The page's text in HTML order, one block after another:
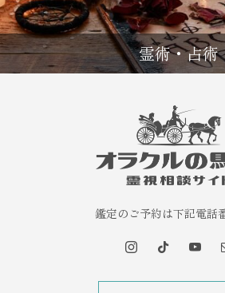
霊術・占術
鑑定のご予約は下記電話